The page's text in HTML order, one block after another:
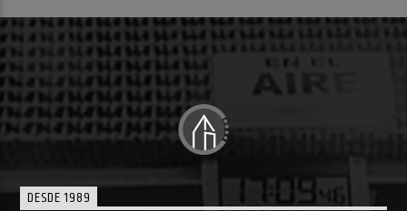
DESDE 1989